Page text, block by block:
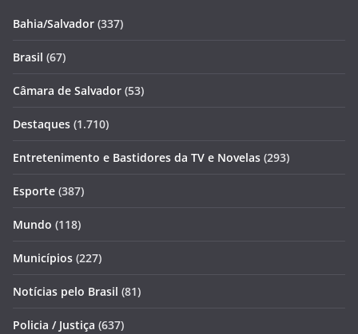
Bahia/Salvador (337)
Brasil (67)
Câmara de Salvador (53)
Destaques (1.710)
Entretenimento e Bastidores da TV e Novelas (293)
Esporte (387)
Mundo (118)
Municípios (227)
Notícias pelo Brasil (81)
Policia / Justiça (637)